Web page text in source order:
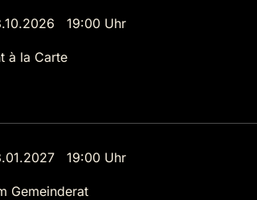
19:00 Uhr
à la Carte
19:00 Uhr
Gemeinderat